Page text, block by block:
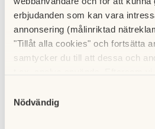
erbjudanden som kan vara
annonsering (målinriktad
"Tillåt alla cookies" och fortsätta
samtycker du till att dessa och
cookies och välja att endast tillåta
Nödvändig
Till nyhetslistan
Föregående nyhet